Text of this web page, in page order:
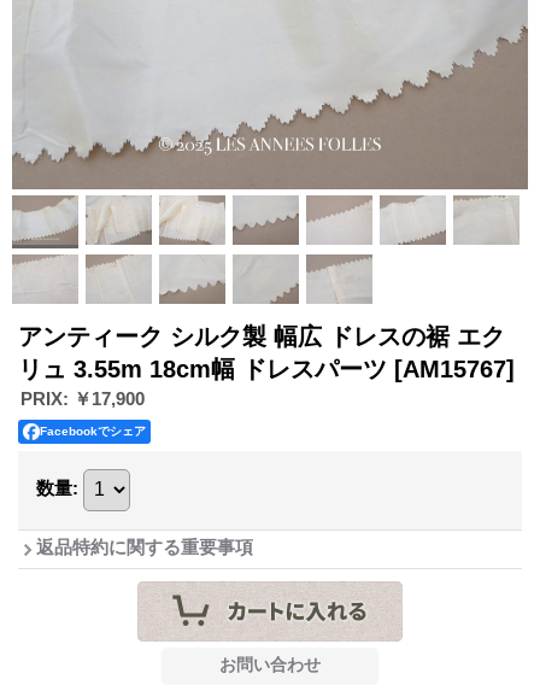
アンティーク シルク製 幅広 ドレスの裾 エク
リュ 3.55m 18cm幅 ドレスパーツ [AM15767]
PRIX: ￥17,900
Facebookでシェア
数量:
返品特約に関する重要事項